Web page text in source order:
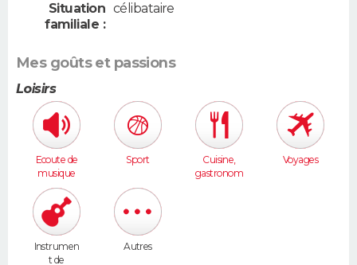
Situation
familiale :
célibataire
Mes goûts et passions
Loisirs
Ecoute de
musique
Sport
Cuisine,
gastronom
Voyages
Instrumen
t de
Autres